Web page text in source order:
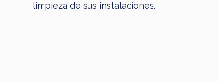
limpieza de sus instalaciones.